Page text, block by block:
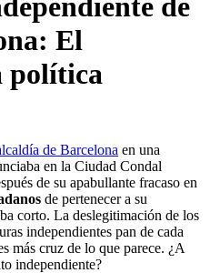
El
política
de Barcelona en una
en la Ciudad Condal
de su apabullante fracaso en
de pertenecer a su
corto. La deslegitimación de los
independientes pan de cada
más cruz de lo que parece. ¿A
independiente?